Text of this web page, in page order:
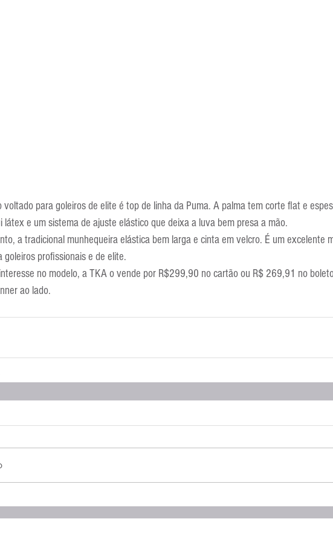
voltado para goleiros de elite é top de linha da Puma. A palma tem corte flat e
látex e um sistema de ajuste elástico que deixa a luva bem presa a mão.
a tradicional munhequeira elástica bem larga e cinta em velcro. É um excelente
goleiros profissionais e de elite.
no modelo, a TKA o vende por R$299,90 no cartão ou R$ 269,91 no
ao lado.